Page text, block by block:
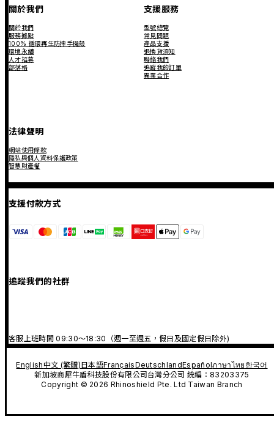
關於我們
關於我們
服務據點
100% 循環再生防摔手機殼
環境永續
人才招募
部落格
支援服務
型號總覽
常見問題
產品支援
退換貨須知
聯絡我們
追蹤我的訂單
異業合作
法律聲明
網站使用條款
隱私與個人資料保護政策
智慧財產權
支援付款方式
追蹤我們的社群
客服上班時間 09:30～18:30（週一至週五，假日及國定假日除外)
English中文 (繁體)日本語FrançaisDeutschlandEspañolภาษาไทย 한국어
新加坡商犀牛盾科技股份有限公司台灣分公司 統編：83203375
Copyright © 2026 Rhinoshield Pte. Ltd Taiwan Branch